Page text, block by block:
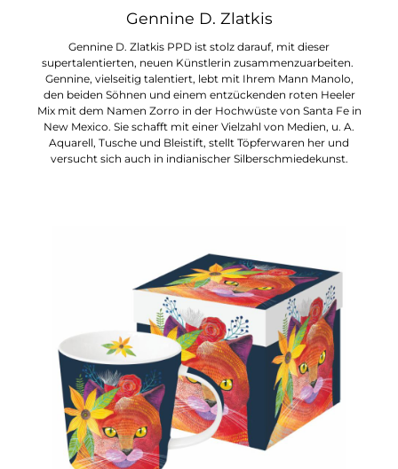
Gennine D. Zlatkis
Gennine D. Zlatkis PPD ist stolz darauf, mit dieser
supertalentierten, neuen Künstlerin zusammenzuarbeiten.
Gennine, vielseitig talentiert, lebt mit Ihrem Mann Manolo,
den beiden Söhnen und einem entzückenden roten Heeler
Mix mit dem Namen Zorro in der Hochwüste von Santa Fe in
New Mexico. Sie schafft mit einer Vielzahl von Medien, u. A.
Aquarell, Tusche und Bleistift, stellt Töpferwaren her und
versucht sich auch in indianischer Silberschmiedekunst.